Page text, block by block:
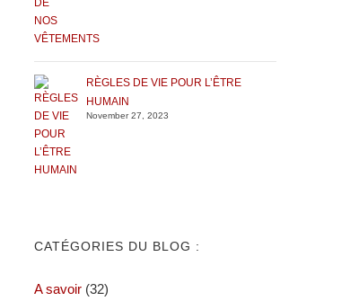
RÈGLES DE VIE POUR L’ÊTRE
HUMAIN
November 27, 2023
CATÉGORIES DU BLOG :
A savoir(32)